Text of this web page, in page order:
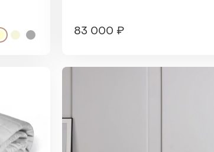
83 000 ₽